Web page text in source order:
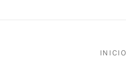
INICIO